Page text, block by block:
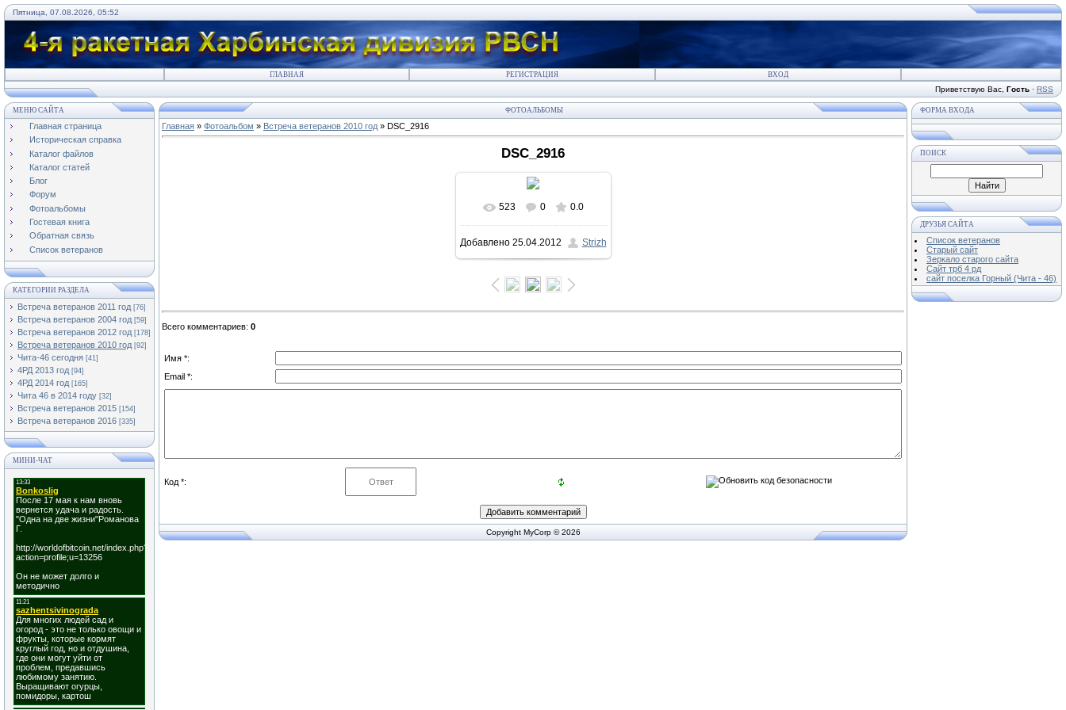
Пятница, 07.08.2026, 05:52
ГЛАВНАЯ РЕГИСТРАЦИЯ ВХОД
Приветствую Вас Гость · RSS
МЕНЮ САЙТА
Главная страница
Историческая справка
Каталог файлов
Каталог статей
Блог
Форум
Фотоальбомы
Гостевая книга
Обратная связь
Список ветеранов
КАТЕГОРИИ РАЗДЕЛА
Встреча ветеранов 2011 год [76]
Встреча ветеранов 2004 год [59]
Встреча ветеранов 2012 год [178]
Встреча ветеранов 2010 год [92]
Чита-46 сегодня [41]
4РД 2013 год [94]
4РД 2014 год [165]
Чита 46 в 2014 году [32]
Встреча ветеранов 2015 [154]
Встреча ветеранов 2016 [335]
МИНИ-ЧАТ
ФОТОАЛЬБОМЫ
Главная » Фотоальбом » Встреча ветеранов 2010 год » DSC_2916
DSC_2916
В реальном размере
800x532/ 201.0Kb
523 0 0.0
Добавлено25.04.2012 Strizh
Всего комментариев: 0
Имя *:
Email *:
Код *:
Copyright MyCorp © 2026
ФОРМА ВХОДА
ПОИСК
ДРУЗЬЯ САЙТА
Список ветеранов
Старый сайт
Зеркало старого сайта
Cайт трб 4 рд
сайт поселка Горный (Чита - 46)